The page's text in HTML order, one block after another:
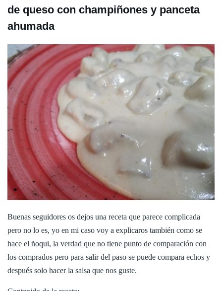
de queso con champiñones y panceta
ahumada
Buenas seguidores os dejos una receta que parece complicada
pero no lo es, yo en mi caso voy a explicaros también como se
hace el ñoqui, la verdad que no tiene punto de comparación con
los comprados pero para salir del paso se puede compara echos y
después solo hacer la salsa que nos guste.